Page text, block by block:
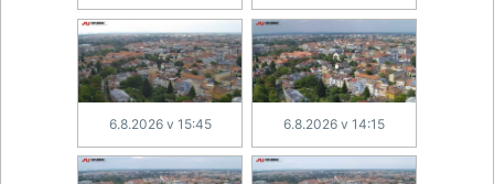
6.8.2026 v 15:45 6.8.2026 v 14:15